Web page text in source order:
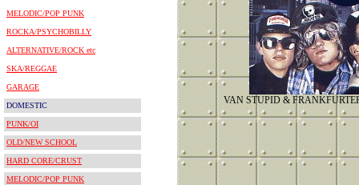
MELODIC/POP PUNK
ROCKA/PSYCHOBILLY
ALTERNATIVE/ROCK etc
SKA/REGGAE
GARAGE
DOMESTIC
PUNK/OI
OLD/NEW SCHOOL
HARD CORE/CRUST
MELODIC/POP PUNK
VAN STUPID &